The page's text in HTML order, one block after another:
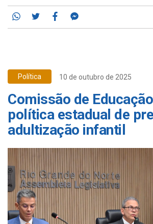
Whatsapp
TwitterFacebook
Política 10 de outubro de 2025
Comissão de
política estadual de
adultização infantil